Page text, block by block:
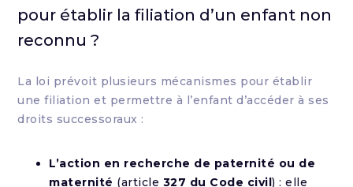
pour établir la filiation d’un enfant non
reconnu ?
La loi prévoit plusieurs mécanismes pour établir
une filiation et permettre à l’enfant d’accéder à ses
droits successoraux :
L’action en recherche de paternité ou de
maternité (article 327 du Code civil) : elle